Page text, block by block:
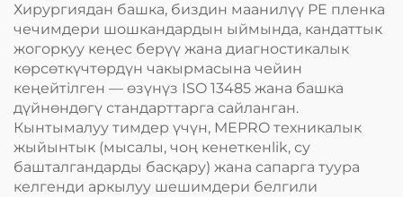
Хирургиядан башка, биздин маанилүү PE пленка
чечимдери шошкандардын ыймында, кандаттык
жогоркуу кеңес берүү жана диагностикалык
көрсөткүчтөрдүн чакырмасына чейин
кеңейтілген — өзүнүз ISO 13485 жана башка
дүйнөндөгү стандарттарга сайланган.
Кынтымалуу тимдер үчүн, MEPRO техникалык
жыйынтык (мысалы, чоң кенеткенlik, су
башталгандарды басқару) жана сапарга туура
келгенди аркылуу шешимдери белгили